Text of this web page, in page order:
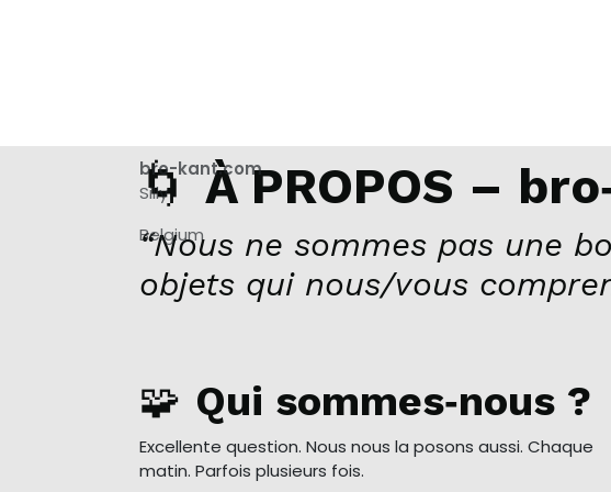
🌀À PROPOS –
“Nous ne sommes pas une
objets qui nous/vous
🧩 Qui sommes‑nous ?
Excellente question. Nous nous la posons aussi. Chaque
matin. Parfois plusieurs fois.
bro-kant.com
Silly
Belgium